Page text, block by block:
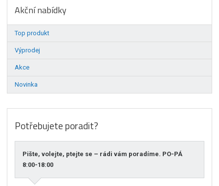
Akční nabídky
Top produkt
Výprodej
Akce
Novinka
Potřebujete poradit?
Pište, volejte, ptejte se – rádi vám poradíme. PO-PÁ
8:00-18:00